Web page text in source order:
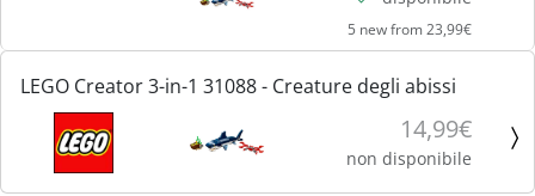
5 new from 23,99€
LEGO Creator 3-in-1 31088 - Creature degli abissi
14,99€
non disponibile